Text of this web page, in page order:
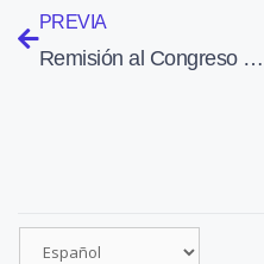
PREVIA
Remisión al Congreso del acuerdo sobre servcios aéreos con Singapur